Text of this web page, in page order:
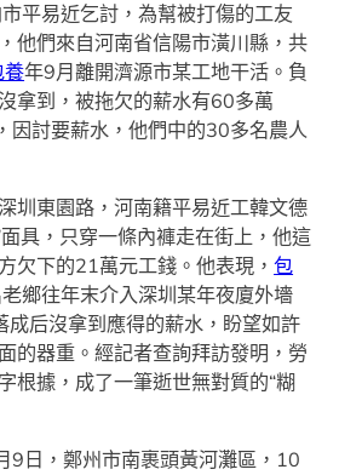
平易近乞討，為幫被打傷的工友
他們來自河南省信陽市潢川縣，共
養年9月離開濟源市某工地干活。負
拿到，被拖欠的薪水有60多萬
因討要薪水，他們中的30多名農人
圳東園路，河南籍平易近工韓文德
具，只穿一條內褲走在街上，他這
欠下的21萬元工錢。他表現，包
鄉往年末介入深圳某年夜廈外墻
成后沒拿到應得的薪水，盼望如許
的器重。經記者查詢拜訪發明，勞
根據，成了一筆逝世無對質的“糊
9日，鄭州市南裹頭黃河灘區，10